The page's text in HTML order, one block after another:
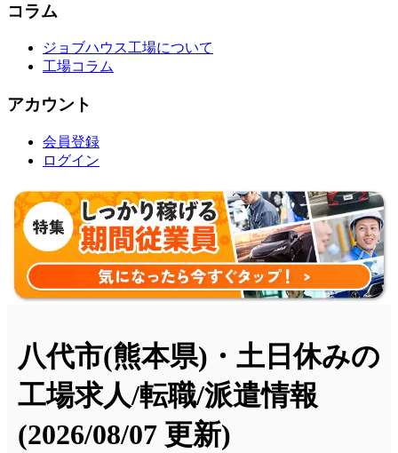
コラム
ジョブハウス工場について
工場コラム
アカウント
会員登録
ログイン
八代市(熊本県)・土日休みの
工場求人/転職/派遣情報
(2026/08/07 更新)